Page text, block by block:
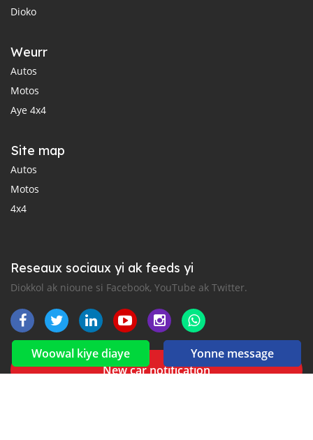
Woowal kiye diaye Yonne message
Dioko
Weurr
Autos
Motos
Aye 4x4
Site map
Autos
Motos
4x4
Reseaux sociaux yi ak feeds yi
Diokkol ak nioune si Facebook, YouTube ak Twitter.
New car notification